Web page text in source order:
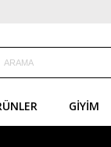
GIYIM